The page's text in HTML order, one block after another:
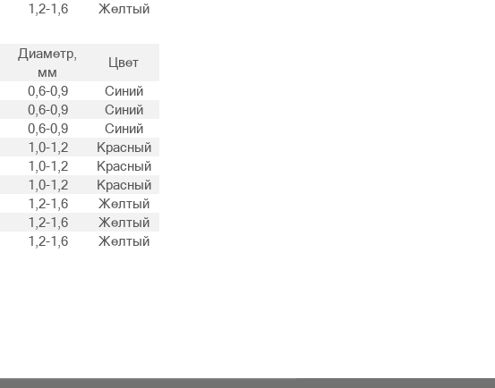
1,2-1,6
Желтый
Диаметр,
мм
Цвет
0,6-0,9
Синий
0,6-0,9
Синий
0,6-0,9
Синий
1,0-1,2
Красный
1,0-1,2
Красный
1,0-1,2
Красный
1,2-1,6
Желтый
1,2-1,6
Желтый
1,2-1,6 Желтый